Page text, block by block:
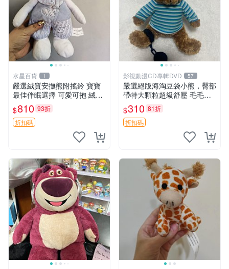
水星百貨 1
嚴選絨質安撫熊附搖鈴 寶寶
最佳伴眠選擇 可愛可抱 絨毛
玩具 安撫熊 嬰兒用
$810 93折
折扣碼
影視動漫CD專輯DVD 57
嚴選絕版海淘豆袋小熊，臀部
帶特大顆粒超級舒壓 毛毛摸
起來格外順滑適合收藏 100%
棉質 豆袋枕 豆袋、抱枕、小
熊
$310 81折
折扣碼